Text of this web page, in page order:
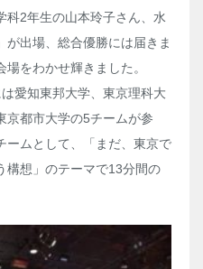
科2年生の山本玲子さん、水
が出場、総合優勝には届きま
をわかせ輝きました。
愛知東邦大学、東京理科大
京都市大学の5チームが参
ームとして、「まだ、東京で
構想」のテーマで13分間の